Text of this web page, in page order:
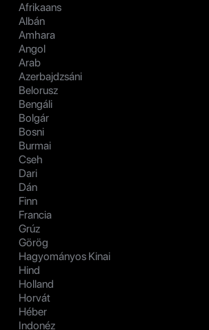
Afrikaans
Albán
Amhara
Angol
Arab
Azerbajdzsáni
Belorusz
Bengáli
Bolgár
Bosni
Burmai
Cseh
Dari
Dán
Finn
Francia
Grúz
Görög
Hagyományos Kinai
Hind
Holland
Horvát
Héber
Indonéz